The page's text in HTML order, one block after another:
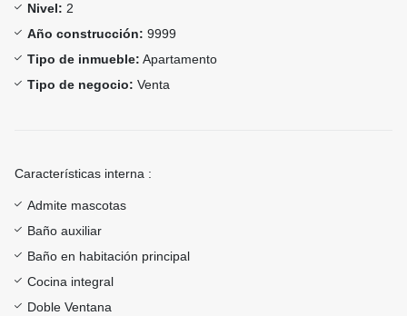
Nivel: 2
Año construcción: 9999
Tipo de inmueble: Apartamento
Tipo de negocio: Venta
Características interna :
Admite mascotas
Baño auxiliar
Baño en habitación principal
Cocina integral
Doble Ventana